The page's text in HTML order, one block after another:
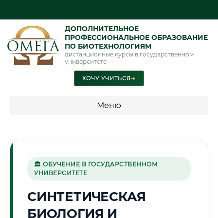
ДОПОЛНИТЕЛЬНОЕ
ПРОФЕССИОНАЛЬНОЕ ОБРАЗОВАНИЕ
ПО БИОТЕХНОЛОГИЯМ
дистанционные курсы в государственном
университете
ХОЧУ УЧИТЬСЯ➜
Меню
🕌
Г. ГРОЗНЫЙ
🏛 ОБУЧЕНИЕ В ГОСУДАРСТВЕННОМ
УНИВЕРСИТЕТЕ
СИНТЕТИЧЕСКАЯ
БИОЛОГИЯ И